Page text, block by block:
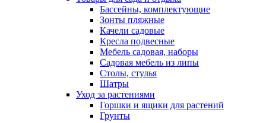
Бассейны, комплектующие
Зонты пляжные
Качели садовые
Кресла подвесные
Мебель садовая, наборы
Садовая мебель из липы
Столы, стулья
Шатры
Уход за растениями
Горшки и ящики для растений
Грунты